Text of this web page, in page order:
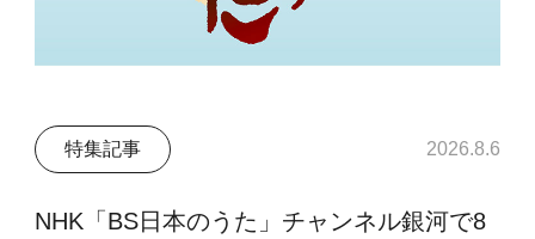
特集記事 2026.8.6
NHK「BS日本のうた」チャンネル銀河で8